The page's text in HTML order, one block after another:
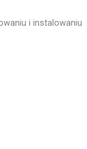
i instalowaniu